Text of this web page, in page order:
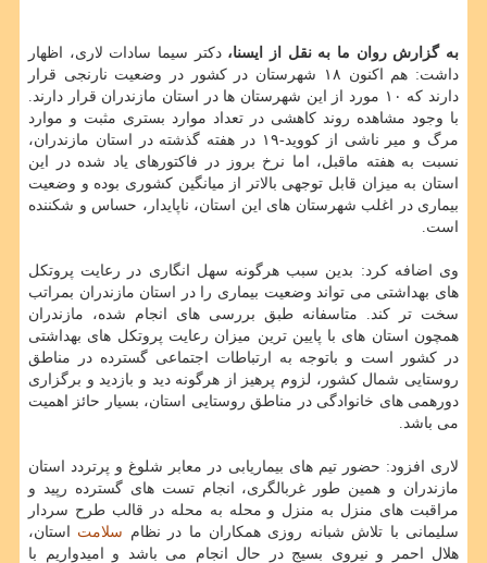
به گزارش روان ما به نقل از ایسنا،دکتر سیما سادات لاری، اظهار
داشت: هم اکنون ۱۸ شهرستان در کشور در وضعیت نارنجی قرار
دارند که ۱۰ مورد از این شهرستان ها در استان مازندران قرار دارند.
با وجود مشاهده روند کاهشی در تعداد موارد بستری مثبت و موارد
مرگ و میر ناشی از کووید-۱۹ در هفته گذشته در استان مازندران،
نسبت به هفته ماقبل، اما نرخ بروز در فاکتورهای یاد شده در این
استان به میزان قابل توجهی بالاتر از میانگین کشوری بوده و وضعیت
بیماری در اغلب شهرستان های این استان، ناپایدار، حساس و شکننده
است.
وی اضافه کرد: بدین سبب هرگونه سهل انگاری در رعایت پروتکل
های بهداشتی می تواند وضعیت بیماری را در استان مازندران بمراتب
سخت تر کند. متاسفانه طبق بررسی های انجام شده، مازندران
همچون استان های با پایین ترین میزان رعایت پروتکل های بهداشتی
در کشور است و باتوجه به ارتباطات اجتماعی گسترده در مناطق
روستایی شمال کشور، لزوم پرهیز از هرگونه دید و بازدید و برگزاری
دورهمی های خانوادگی در مناطق روستایی استان، بسیار حائز اهمیت
می باشد.
لاری افزود: حضور تیم های بیماریابی در معابر شلوغ و پرتردد استان
مازندران و همین طور غربالگری، انجام تست های گسترده رپید و
مراقبت های منزل به منزل و محله به محله در قالب طرح سردار
سلیمانی با تلاش شبانه روزی همکاران ما در نظام سلامت استان،
هلال احمر و نیروی بسیج در حال انجام می باشد و امیدواریم با